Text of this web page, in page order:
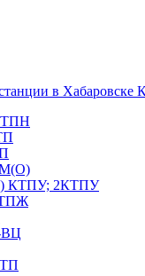
КТПУ; 2КТПУ
ВЦ